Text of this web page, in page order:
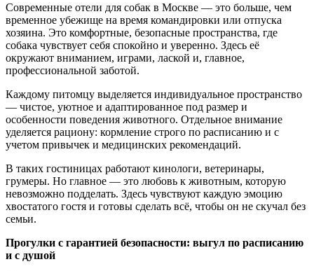
Современные отели для собак в Москве — это больше, чем
временное убежище на время командировки или отпуска
хозяина. Это комфортные, безопасные пространства, где
собака чувствует себя спокойно и уверенно. Здесь её
окружают вниманием, играми, лаской и, главное,
профессиональной заботой.
Каждому питомцу выделяется индивидуальное пространство
— чистое, уютное и адаптированное под размер и
особенности поведения животного. Отдельное внимание
уделяется рациону: кормление строго по расписанию и с
учетом привычек и медицинских рекомендаций.
В таких гостиницах работают кинологи, ветеринары,
грумеры. Но главное — это любовь к животным, которую
невозможно подделать. Здесь чувствуют каждую эмоцию
хвостатого гостя и готовы сделать всё, чтобы он не скучал без
семьи.
Прогулки с гарантией безопасности: выгул по расписанию
и с душой